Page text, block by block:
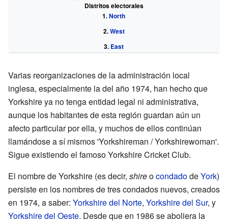
Distritos electorales
North
West
East
Varias reorganizaciones de la administración local
inglesa, especialmente la del año 1974, han hecho que
Yorkshire ya no tenga entidad legal ni administrativa,
aunque los habitantes de esta región guardan aún un
afecto particular por ella, y muchos de ellos continúan
llamándose a sí mismos 'Yorkshireman / Yorkshirewoman'.
Sigue existiendo el famosoYorkshire Cricket Club.
El nombre de Yorkshire (es decir, shireocondadodeYork)
persiste en los nombres de tres condados nuevos, creados
en 1974, a saber: Yorkshire del Norte, Yorkshire del Sur, y
Yorkshire del Oeste. Desde que en 1986 se aboliera la